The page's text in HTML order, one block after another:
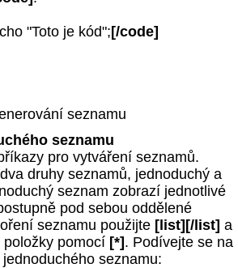
"Toto je kód"; [/code]
seznamu
seznamu
pro vytváření seznamů.
druhy seznamů, jednoduchý a
seznam zobrazí jednotlivé
pod sebou oddělené
seznamu použijte [list][/list] a
pomocí [*] . Podívejte se na
seznamu: